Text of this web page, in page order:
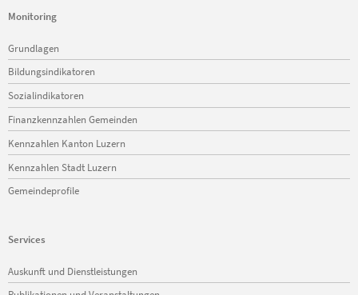
Monitoring
Navigation
überspringen
Grundlagen
Bildungsindikatoren
Sozialindikatoren
Finanzkennzahlen Gemeinden
Kennzahlen Kanton Luzern
Kennzahlen Stadt Luzern
Gemeindeprofile
Services
überspringen
Auskunft und Dienstleistungen